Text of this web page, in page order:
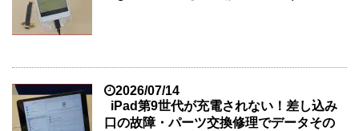
2026/07/14
iPad第9世代が充電されない！差し込み
口の故障・パーツ交換修理でデータその